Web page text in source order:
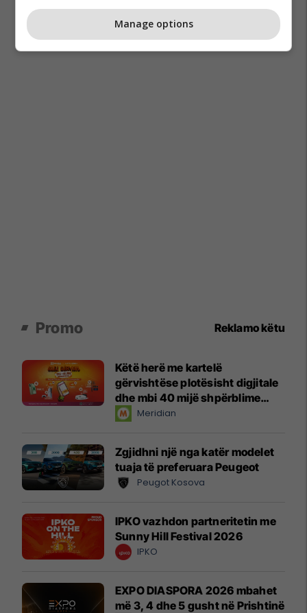
Promo Reklamo këtu
Këtë herë me kartelë
gërvishtëse plotësisht digjitale
dhe mbi 40 mijë shpërblime
instant!Meridian
Zgjidhni një nga katër modelet
tuaja të preferuara Peugeot
Peugot Kosova
IPKO vazhdon partneritetin me
Sunny Hill Festival 2026
IPKO
EXPO DIASPORA 2026 mbahet
më 3, 4 dhe 5 gusht në Prishtinë
Manage options